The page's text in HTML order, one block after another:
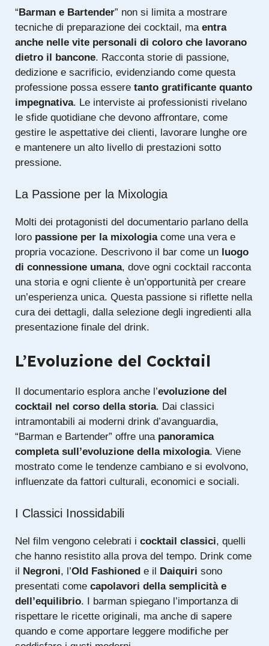
“ Barman e Bartender” non si limita a mostrare
tecniche di preparazione dei cocktail, ma entra
anche nelle vite personali di coloro che lavorano
dietro il bancone. Racconta storie di passione,
dedizione e sacrificio, evidenziando come questa
professione possa essere tanto gratificante quanto
impegnativa. Le interviste ai professionisti rivelano
le sfide quotidiane che devono affrontare, come
gestire le aspettative dei clienti, lavorare lunghe ore
e mantenere un alto livello di prestazioni sotto
pressione.
La Passione per la Mixologia
Molti dei protagonisti del documentario parlano della
loro passione per la mixologiacome una vera e
propria vocazione. Descrivono il bar come un luogo
di connessione umana, dove ogni cocktail racconta
una storia e ogni cliente è un’opportunità per creare
un’esperienza unica. Questa passione si riflette nella
cura dei dettagli, dalla selezione degli ingredienti alla
presentazione finale del drink.
L’Evoluzione del Cocktail
Il documentario esplora anche l’evoluzione del
cocktail nel corso della storia. Dai classici
intramontabili ai moderni drink d’avanguardia,
“Barman e Bartender” offre una panoramica
completa sull’evoluzione della mixologia. Viene
mostrato come le tendenze cambiano e si evolvono,
influenzate da fattori culturali, economici e sociali.
I Classici Inossidabili
Nel film vengono celebrati i cocktail classici, quelli
che hanno resistito alla prova del tempo. Drink come
il Negroni, l’Old Fashioned e il Daiquiri sono
presentati come capolavori della semplicità e
dell’equilibrio. I barman spiegano l’importanza di
rispettare le ricette originali, ma anche di sapere
quando e come apportare leggere modifiche per